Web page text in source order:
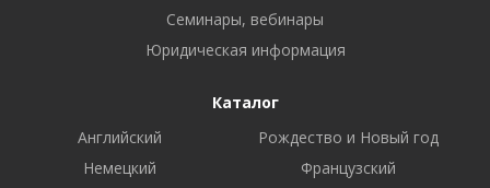
Семинары, вебинары
Юридическая информация
Каталог
Английский
Рождество и Новый год
Немецкий
Французский